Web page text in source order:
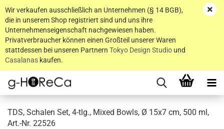
Wir verkaufen ausschließlich an Unternehmen (§ 14 BGB),
die in unserem Shop registriert sind und uns ihre
Unternehmenseigenschaft nachgewiesen haben.
Privatverbraucher können einen Großteil unserer Waren
stattdessen bei unseren Partnern Tokyo Design Studio und
Casalanas kaufen.
TDS, Schalen Set, 4-tlg., Mixed Bowls, Ø 15x7 cm, 500 ml,
Art.-Nr. 22526